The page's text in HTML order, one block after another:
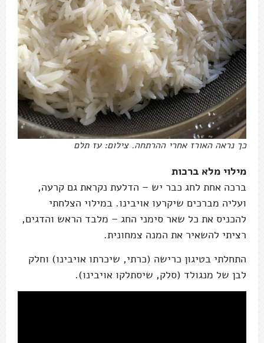
כך נראה האורז אחרי ההרתחה. צילום: עז תלם
מילוי מלא ברכות
ברכה אחת לחג כבר יש – הדלעת נקראת גם קרעה,
ועליה מברכים שיקרעו אויבינו. במילוי הצלחתי
להכניס את כל שאר סימני החג – מלבד הראש והדגים,
רציתי להשאיר את המנה צמחונית.
התחלתי בטיגון כרישה (כרתי, שיכרתו אויבינו) וחלק
לבן של מנגולד (סלק, שיסתלקו אויבינו).